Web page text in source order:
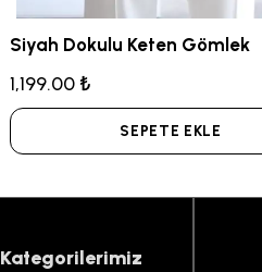
Siyah Dokulu Keten Gömlek
1,199.00 ₺
SEPETE EKLE
Kategorilerimiz